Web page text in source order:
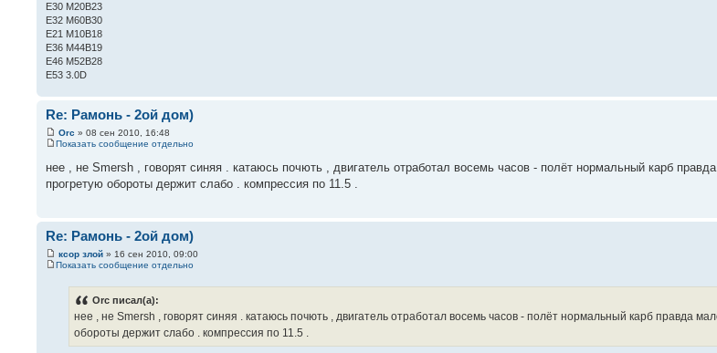
Е30 М20В23
Е32 М60В30
Е21 М10В18
Е36 М44В19
Е46 М52В28
Е53 3.0D
Re: Рамонь - 2ой дом)
Orc » 08 сен 2010, 16:48
Показать сообщение отдельно
нее , не Smersh , говорят синяя . катаюсь почють , двигатель отработал восемь часов - полёт нормальный карб
прогретую обороты держит слабо . компрессия по 11.5 .
Re: Рамонь - 2ой дом)
ксор злой » 16 сен 2010, 09:00
Показать сообщение отдельно
Orc писал(а):
нее , не Smersh , говорят синяя . катаюсь почють , двигатель отработал восемь часов - полёт нормальный карб правда
обороты держит слабо . компрессия по 11.5 .